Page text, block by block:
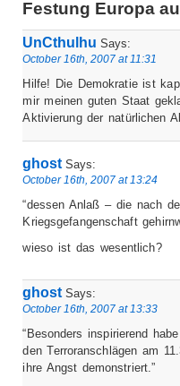
Festung Europa
UnCthulhu Says:
October 16th, 2007 at 11:31
Hilfe! Die Demokratie ist
mir meinen guten Staat
Aktivierung der natürlichen
ghost Says:
October 16th, 2007 at 13:24
“dessen Anlaß – die nach
Kriegsgefangenschaft
wieso ist das wesentlich?
ghostSays:
October 16th, 2007 at 13:33
“Besonders inspirierend
den Terroranschlägen am
ihre Angst demonstriert.”